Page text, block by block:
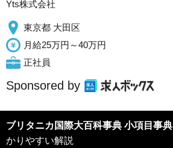
Yts株式会社
東京都 大田区
月給25万円～40万円
正社員
Sponsored by
ブリタニカ国際大百科事典 小項目事典
かりやすい解説